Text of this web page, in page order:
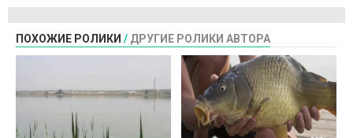
ПОХОЖИЕ РОЛИКИ / ДРУГИЕ РОЛИКИ АВТОРА